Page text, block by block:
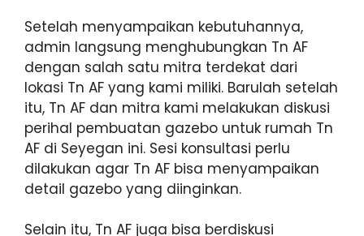
Setelah menyampaikan kebutuhannya,
admin langsung menghubungkan Tn AF
dengan salah satu mitra terdekat dari
lokasi Tn AF yang kami miliki. Barulah setelah
itu, Tn AF dan mitra kami melakukan diskusi
perihal pembuatan gazebo untuk rumah Tn
AF di Seyegan ini. Sesi konsultasi perlu
dilakukan agar Tn AF bisa menyampaikan
detail gazebo yang diinginkan.
Selain itu, Tn AF juga bisa berdiskusi